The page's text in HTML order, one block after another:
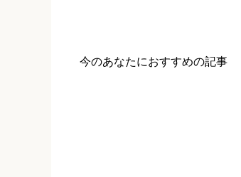
今のあなたにおすすめの記事